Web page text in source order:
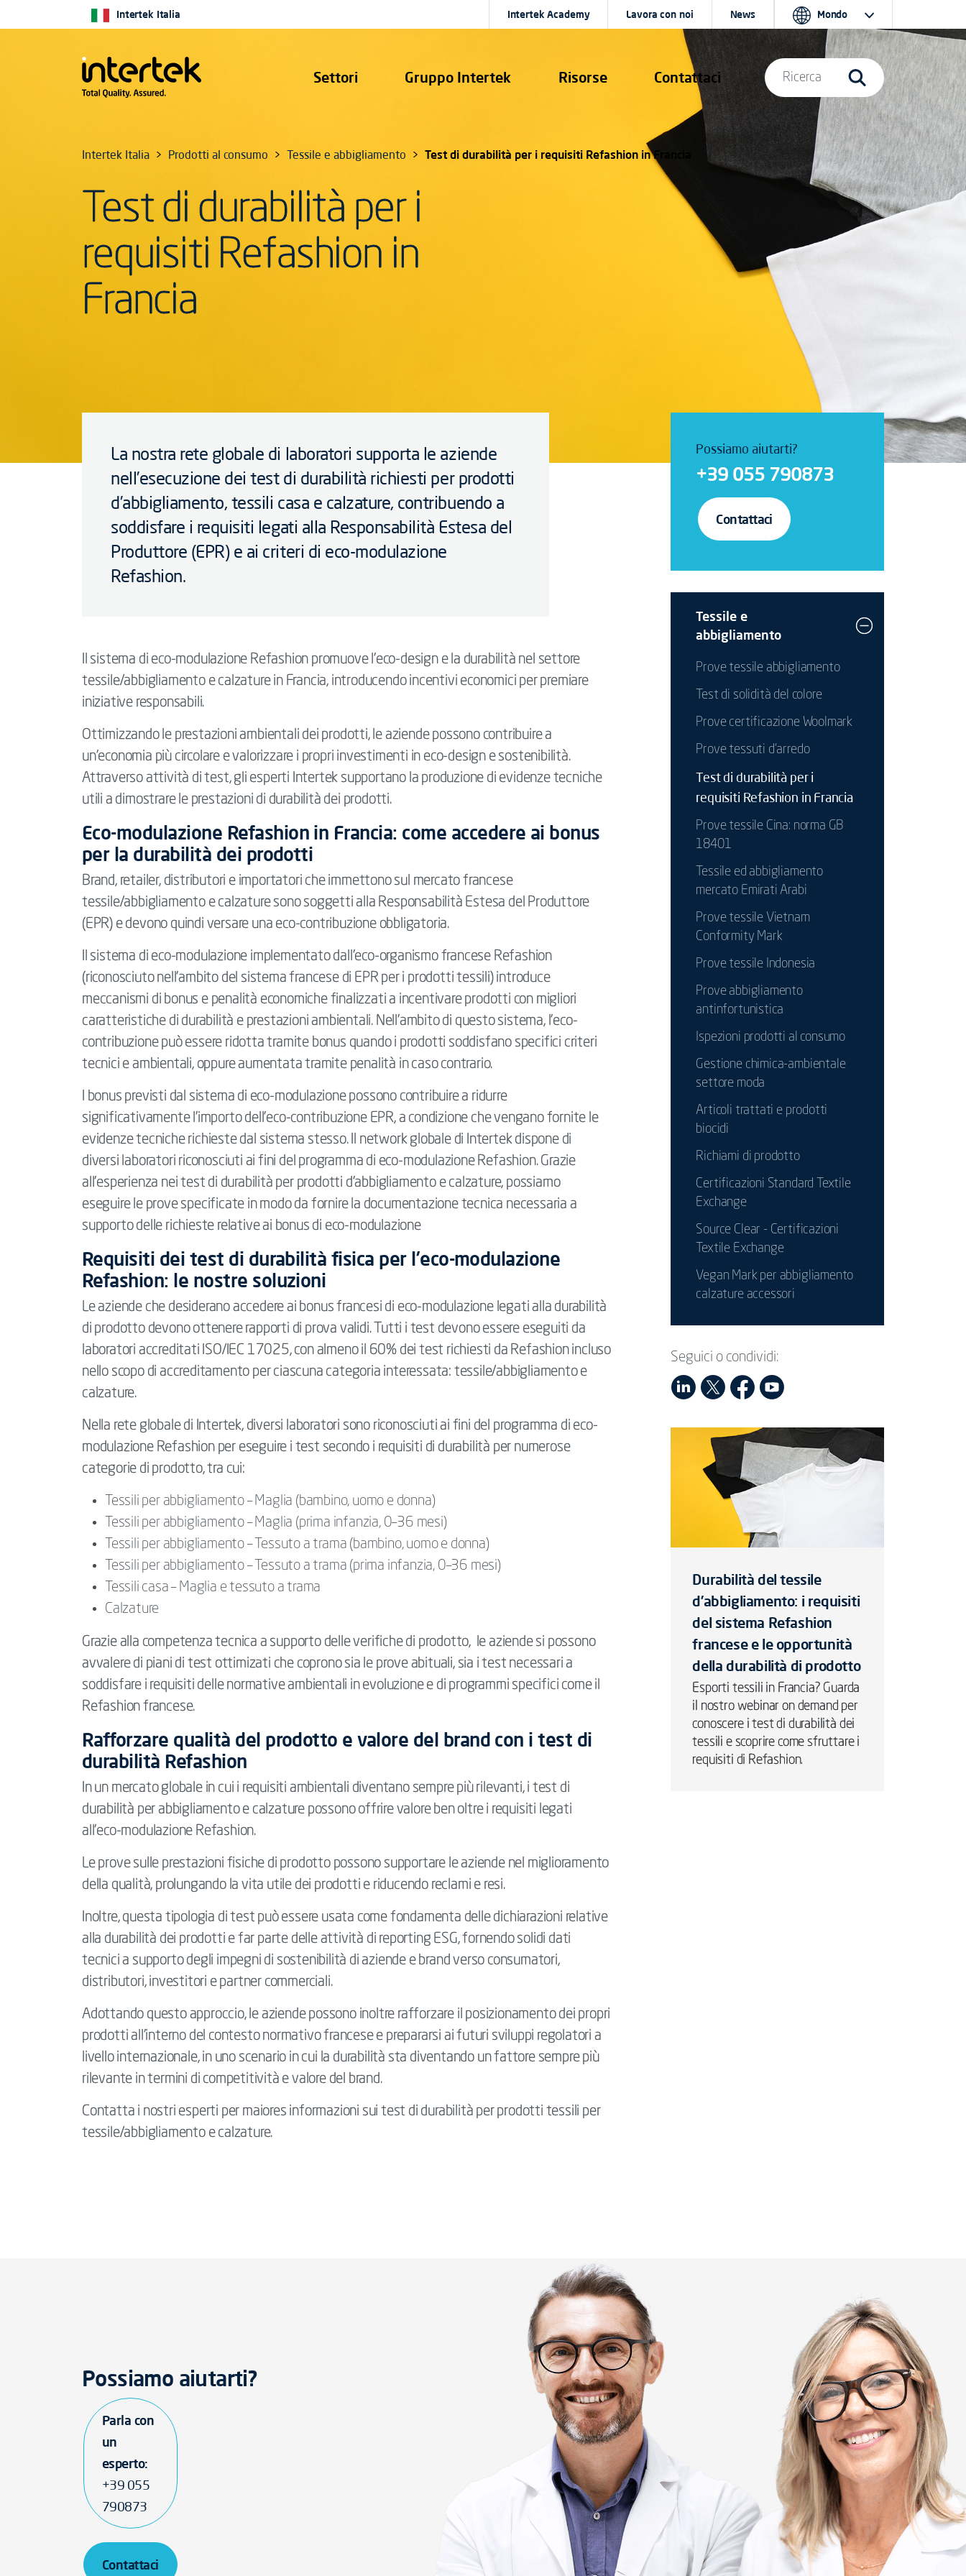
Settori Gruppo Intertek Risorse Contattaci
Intertek Italia Intertek Academy Lavora con noi News Mondo
Ricerca
Intertek Italia Prodotti al consumo Tessile e abbigliamento Test di durabilità per i requisiti Refashion in Francia
Test di durabilità per i
requisiti Refashion in
Francia
La nostra rete globale di laboratori supporta le aziende
nell’esecuzione dei test di durabilità richiesti per prodotti
d’abbigliamento, tessili casa e calzature, contribuendo a
soddisfare i requisiti legati alla Responsabilità Estesa del
Produttore (EPR) e ai criteri di eco-modulazione
Refashion.
Il sistema di eco-modulazione Refashion promuove l’eco-design e la durabilità nel settore
tessile/abbigliamento e calzature in Francia, introducendo incentivi economici per premiare
iniziative responsabili.
Ottimizzando le prestazioni ambientali dei prodotti, le aziende possono contribuire a
un’economia più circolare e valorizzare i propri investimenti in eco-design e sostenibilità.
Attraverso attività di test, gli esperti Intertek supportano la produzione di evidenze tecniche
utili a dimostrare le prestazioni di durabilità dei prodotti.
Eco-modulazione Refashion in Francia: come accedere ai bonus
per la durabilità dei prodotti
Brand, retailer, distributori e importatori che immettono sul mercato francese
tessile/abbigliamento e calzature sono soggetti alla Responsabilità Estesa del Produttore
(EPR) e devono quindi versare una eco-contribuzione obbligatoria.
Il sistema di eco-modulazione implementato dall’eco-organismo francese Refashion
(riconosciuto nell’ambito del sistema francese di EPR per i prodotti tessili) introduce
meccanismi di bonus e penalità economiche finalizzati a incentivare prodotti con migliori
caratteristiche di durabilità e prestazioni ambientali. Nell’ambito di questo sistema, l’eco-
contribuzione può essere ridotta tramite bonus quando i prodotti soddisfano specifici criteri
tecnici e ambientali, oppure aumentata tramite penalità in caso contrario.
I bonus previsti dal sistema di eco-modulazione possono contribuire a ridurre
significativamente l’importo dell’eco-contribuzione EPR, a condizione che vengano fornite le
evidenze tecniche richieste dal sistema stesso. Il network globale di Intertek dispone di
diversi laboratori riconosciuti ai fini del programma di eco-modulazione Refashion. Grazie
all’esperienza nei test di durabilità per prodotti d’abbigliamento e calzature, possiamo
eseguire le prove specificate in modo da fornire la documentazione tecnica necessaria a
supporto delle richieste relative ai bonus di eco-modulazione
Requisiti dei test di durabilità fisica per l’eco-modulazione
Refashion: le nostre soluzioni
Le aziende che desiderano accedere ai bonus francesi di eco-modulazione legati alla durabilità
di prodotto devono ottenere rapporti di prova validi. Tutti i test devono essere eseguiti da
laboratori accreditati ISO/IEC 17025, con almeno il 60% dei test richiesti da Refashion incluso
nello scopo di accreditamento per ciascuna categoria interessata: tessile/abbigliamento e
calzature.
Nella rete globale di Intertek, diversi laboratori sono riconosciuti ai fini del programma di eco-
modulazione Refashion per eseguire i test secondo i requisiti di durabilità per numerose
categorie di prodotto, tra cui:
Tessili per abbigliamento – Maglia (bambino, uomo e donna)
Tessili per abbigliamento – Maglia (prima infanzia, 0–36 mesi)
Tessili per abbigliamento – Tessuto a trama (bambino, uomo e donna)
Tessili per abbigliamento – Tessuto a trama (prima infanzia, 0–36 mesi)
Tessili casa – Maglia e tessuto a trama
Calzature
Grazie alla competenza tecnica a supporto delle verifiche di prodotto, le aziende si possono
avvalere di piani di test ottimizati che coprono sia le prove abituali, sia i test necessari a
soddisfare i requisiti delle normative ambientali in evoluzione e di programmi specifici come il
Refashion francese.
Rafforzare qualità del prodotto e valore del brand con i test di
durabilità Refashion
In un mercato globale in cui i requisiti ambientali diventano sempre più rilevanti, i test di
durabilità per abbigliamento e calzature possono offrire valore ben oltre i requisiti legati
all’eco-modulazione Refashion.
Le prove sulle prestazioni fisiche di prodotto possono supportare le aziende nel miglioramento
della qualità, prolungando la vita utile dei prodotti e riducendo reclami e resi.
Inoltre, questa tipologia di test può essere usata come fondamenta delle dichiarazioni relative
alla durabilità dei prodotti e far parte delle attività di reporting ESG, fornendo solidi dati
tecnici a supporto degli impegni di sostenibilità di aziende e brand verso consumatori,
distributori, investitori e partner commerciali.
Adottando questo approccio, le aziende possono inoltre rafforzare il posizionamento dei propri
prodotti all’interno del contesto normativo francese e prepararsi ai futuri sviluppi regolatori a
livello internazionale, in uno scenario in cui la durabilità sta diventando un fattore sempre più
rilevante in termini di competitività e valore del brand.
Contatta i nostri esperti per maiores informazioni sui test di durabilità per prodotti tessili per
tessile/abbigliamento e calzature.
Possiamo aiutarti?
+39 055 790873
Contattaci
Tessile e
abbigliamento
Prove tessile abbigliamento
Test di solidità del colore
Prove certificazione Woolmark
Prove tessuti d’arredo
Test di durabilità per i
requisiti Refashion in Francia
Prove tessile Cina: norma GB
18401
Tessile ed abbigliamento
mercato Emirati Arabi
Prove tessile Vietnam
Conformity Mark
Prove tessile Indonesia
Prove abbigliamento
antinfortunistica
Ispezioni prodotti al consumo
Gestione chimica-ambientale
settore moda
Articoli trattati e prodotti
biocidi
Richiami di prodotto
Certificazioni Standard Textile
Exchange
Source Clear - Certificazioni
Textile Exchange
Vegan Mark per abbigliamento
calzature accessori
Seguici o condividi:
Durabilità del tessile
d’abbigliamento: i requisiti
del sistema Refashion
francese e le opportunità
della durabilità di prodotto
Esporti tessili in Francia? Guarda
il nostro webinar on demand per
conoscere i test di durabilità dei
tessili e scoprire come sfruttare i
requisiti di Refashion.
Possiamo aiutarti?
Parla con
un
esperto:
+39 055
790873
Contattaci